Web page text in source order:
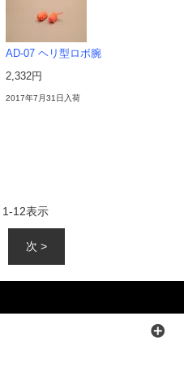
AD-07 ヘリ型ロボ腕
2,332円
2017年7月31日入荷
1-12表示
次 >